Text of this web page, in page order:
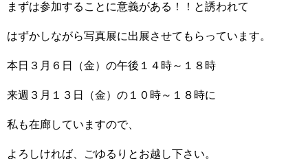
まずは参加することに意義がある！！と誘われて
はずかしながら写真展に出展させてもらっています。
本日３月６日（金）の午後１４時～１８時
来週３月１３日（金）の１０時～１８時に
私も在廊していますので、
よろしければ、ごゆるりとお越し下さい。